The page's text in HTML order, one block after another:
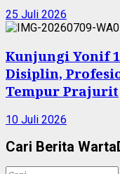
25 Juli 2026
Kunjungi Yonif
Disiplin,
Tempur Prajurit
10 Juli 2026
Cari Berita